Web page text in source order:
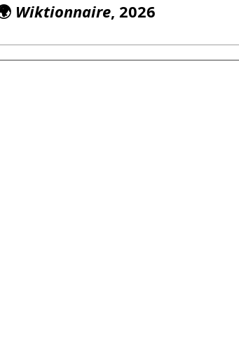
Wiktionnaire, 2026